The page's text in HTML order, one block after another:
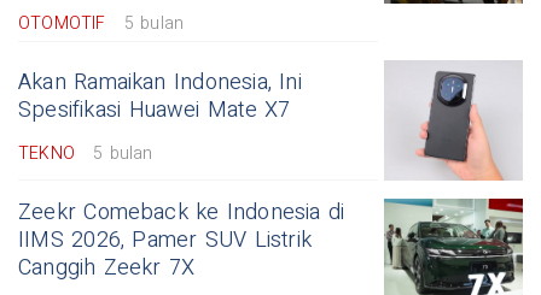
OTOMOTIF 5 bulan
Akan Ramaikan Indonesia, Ini
Spesifikasi Huawei Mate X7
TEKNO 5 bulan
Zeekr Comeback ke Indonesia di
IIMS 2026, Pamer SUV Listrik
Canggih Zeekr 7X